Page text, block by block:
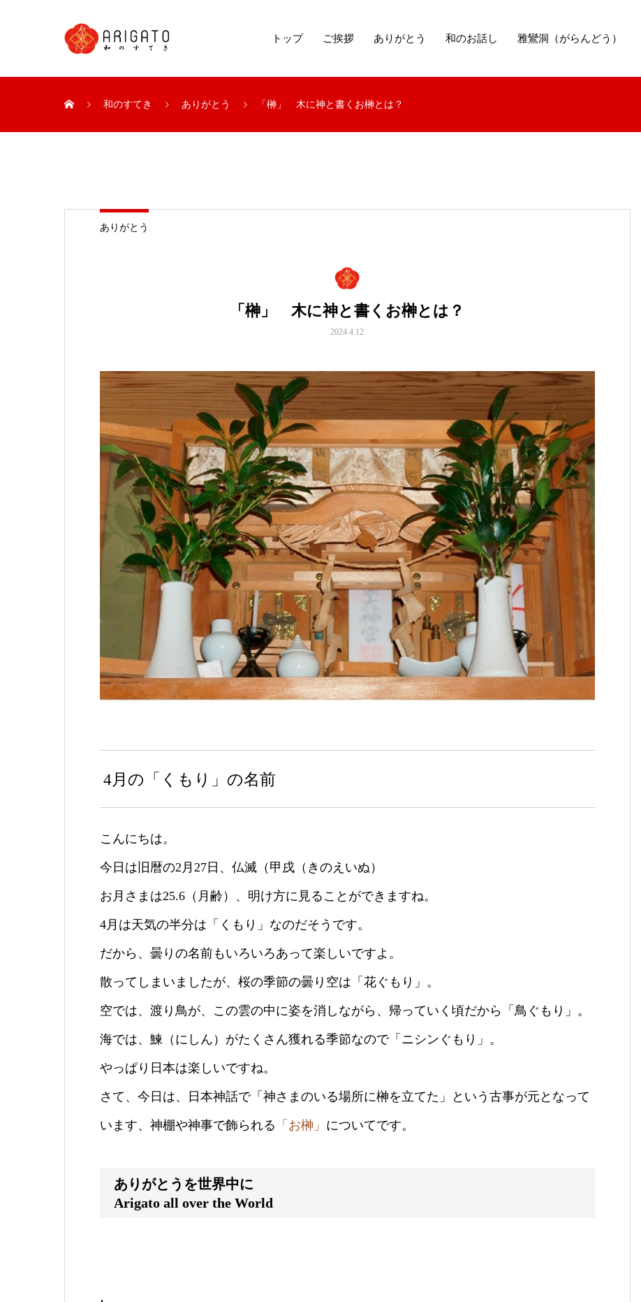
トップ ご挨拶 ありがとう 和のお話し 雅鸞洞（がらんどう）
和のすてき ありがとう 「榊」 木に神と書くお榊とは？
ありがとう
「榊」 木に神と書くお榊とは？
2024.4.12
4月の「くもり」の名前
こんにちは。
今日は旧暦の2月27日、仏滅（ 甲戌（きのえいぬ）
お月さまは25.6（月齢）、明け方に見ることができますね。
4月は天気の半分は「くもり」なのだそうです。
だから、曇りの名前もいろいろあって楽しいですよ。
散ってしまいましたが、桜の季節の曇り空は「花ぐもり」。
空では、渡り鳥が、この雲の中に姿を消しながら、帰っていく頃だから「鳥ぐもり」。
海では、鰊（にしん）がたくさん獲れる季節なので「ニシンぐもり」。
やっぱり日本は楽しいですね。
さて、今日は、日本神話で「神さまのいる場所に榊を立てた」という古事が元となって
います、神棚や神事で飾られる 「お榊」 についてです。
ありがとうを世界中に
Arigato all over the World